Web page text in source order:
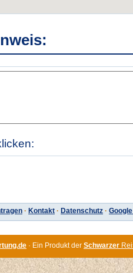
· Kontakt · Datenschutz ·
· Ein Produkt der Schwarzer